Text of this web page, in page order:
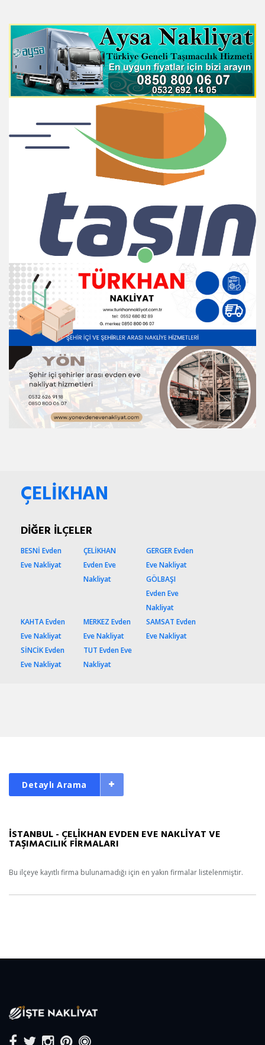
ÇELİKHAN
DİĞER İLÇELER
BESNİ Evden
Eve Nakliyat
ÇELİKHAN
Evden Eve
Nakliyat
GERGER Evden
Eve Nakliyat
GÖLBAŞI
Evden Eve
Nakliyat
KAHTA Evden
Eve Nakliyat
MERKEZ Evden
Eve Nakliyat
SAMSAT Evden
Eve Nakliyat
SİNCİK Evden
Eve Nakliyat
TUT Evden Eve
Nakliyat
Detaylı Arama
İSTANBUL - ÇELİKHAN EVDEN EVE NAKLİYAT VE
TAŞIMACILIK FİRMALARI
Bu ilçeye kayıtlı firma bulunamadığı için en yakın firmalar listelenmiştir.